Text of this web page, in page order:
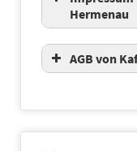
Hermenau
AGB von